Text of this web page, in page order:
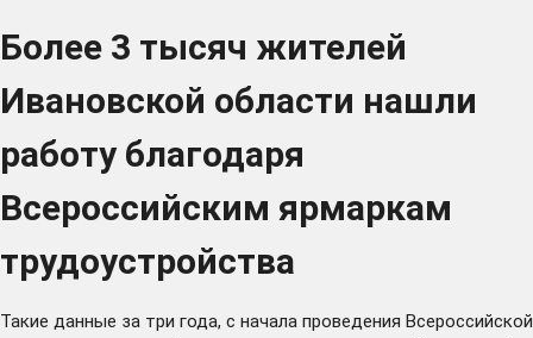
Более 3 тысяч жителей
Ивановской области нашли
работу благодаря
Всероссийским ярмаркам
трудоустройства
Такие данные за три года, с начала проведения Всероссийской